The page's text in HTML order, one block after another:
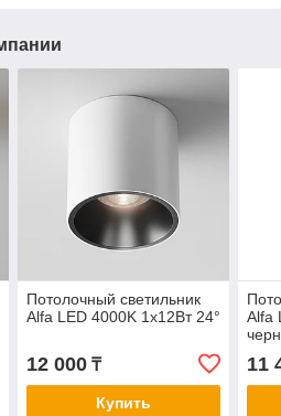
Потолочный светильник
Alfa LED 4000K 1x12Вт 24°
12 000₸
Купить
Alfa
11